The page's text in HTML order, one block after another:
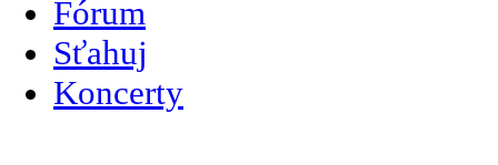
Fórum
Sťahuj
Koncerty